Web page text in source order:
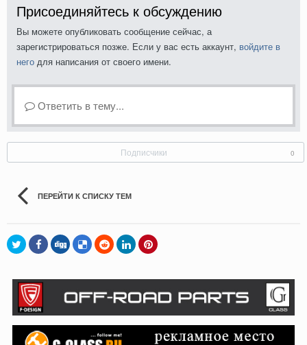
Присоединяйтесь к обсуждению
Вы можете опубликовать сообщение сейчас, а
зарегистрироваться позже. Если у вас есть аккаунт, войдите в
него для написания от своего имени.
Ответить в тему...
Подписчики 0
ПЕРЕЙТИ К СПИСКУ ТЕМ